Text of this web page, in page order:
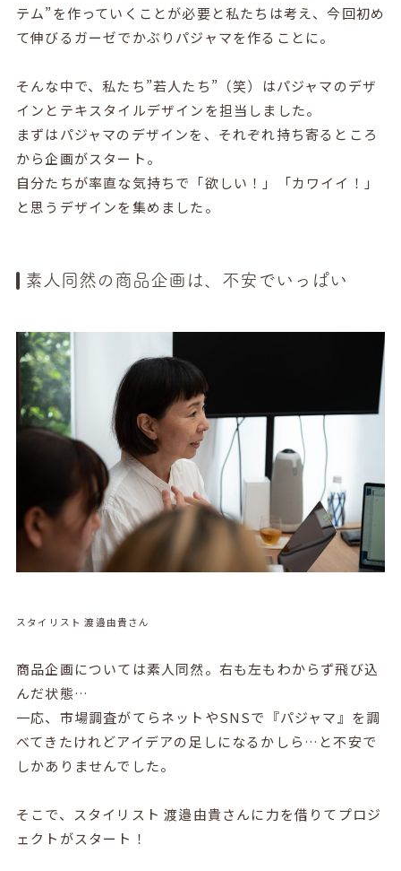
テム”を作っていくことが必要と私たちは考え、今回初め
て伸びるガーゼでかぶりパジャマを作ることに。
そんな中で、私たち”若人たち”（笑）はパジャマのデザ
インとテキスタイルデザインを担当しました。
まずはパジャマのデザインを、それぞれ持ち寄るところ
から企画がスタート。
自分たちが率直な気持ちで「欲しい！」「カワイイ！」
と思うデザインを集めました。
素人同然の商品企画は、不安でいっぱい
スタイリスト 渡邉由貴さん
商品企画については素人同然。右も左もわからず飛び込
んだ状態…
一応、市場調査がてらネットやSNSで『パジャマ』を調
べてきたけれどアイデアの足しになるかしら…と不安で
しかありませんでした。
そこで、スタイリスト 渡邉由貴さんに力を借りてプロジ
ェクトがスタート！